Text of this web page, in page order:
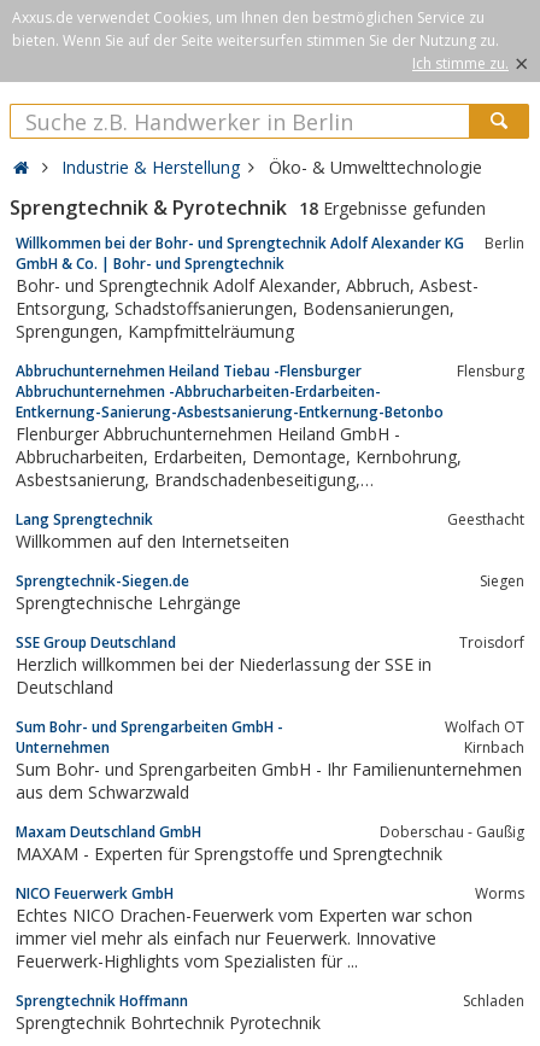
Axxus.de verwendet Cookies, um Ihnen den bestmöglichen Service zu
bieten. Wenn Sie auf der Seite weitersurfen stimmen Sie der Nutzung zu.
Ich stimme zu. ×
Industrie & Herstellung Öko- & Umwelttechnologie
Sprengtechnik & Pyrotechnik 18 Ergebnisse gefunden
Willkommen bei der Bohr- und Sprengtechnik Adolf Alexander KG
GmbH & Co. | Bohr- und Sprengtechnik
Berlin
Bohr- und Sprengtechnik Adolf Alexander, Abbruch, Asbest-
Entsorgung, Schadstoffsanierungen, Bodensanierungen,
Sprengungen, Kampfmittelräumung
Abbruchunternehmen Heiland Tiebau -Flensburger
Abbruchunternehmen -Abbrucharbeiten-Erdarbeiten-
Entkernung-Sanierung-Asbestsanierung-Entkernung-Betonbo
Flensburg
Flenburger Abbruchunternehmen Heiland GmbH -
Abbrucharbeiten, Erdarbeiten, Demontage, Kernbohrung,
Asbestsanierung, Brandschadenbeseitigung,
Bauschuttaufbereitung, Verwertung von historischen Materialien,
Lang Sprengtechnik Geesthacht
Willkommen auf den Internetseiten
Sprengtechnik-Siegen.de Siegen
Sprengtechnische Lehrgänge
SSE Group Deutschland Troisdorf
Herzlich willkommen bei der Niederlassung der SSE in
Deutschland
Sum Bohr- und Sprengarbeiten GmbH -
Unternehmen
Wolfach OT
Kirnbach
Sum Bohr- und Sprengarbeiten GmbH - Ihr Familienunternehmen
aus dem Schwarzwald
Maxam Deutschland GmbH Doberschau - Gaußig
MAXAM - Experten für Sprengstoffe und Spreng­­­technik
NICO Feuerwerk GmbH Worms
Echtes NICO Drachen-Feuerwerk vom Experten war schon
immer viel mehr als einfach nur Feuerwerk. Innovative
Feuerwerk-Highlights vom Spezialisten für ...
Sprengtechnik Hoffmann Schladen
Sprengtechnik Bohrtechnik Pyrotechnik